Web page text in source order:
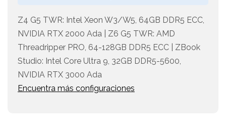
Z4 G5 TWR: Intel Xeon W3/W5, 64GB DDR5 ECC,
NVIDIA RTX 2000 Ada | Z6 G5 TWR: AMD
Threadripper PRO, 64-128GB DDR5 ECC | ZBook
Studio: Intel Core Ultra 9, 32GB DDR5-5600,
NVIDIA RTX 3000 Ada
Encuentra más configuraciones